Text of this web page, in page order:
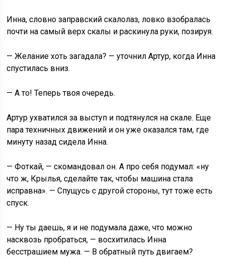
Инна, словно заправский скалолаз, ловко взобралась
почти на самый верх скалы и раскинула руки, позируя.
— Желание хоть загадала? — уточнил Артур, когда Инна
спустилась вниз.
— А то! Теперь твоя очередь.
Артур ухватился за выступ и подтянулся на скале. Еще
пара техничных движений и он уже оказался там, где
минуту назад сидела Инна.
— Фоткай, — скомандовал он. А про себя подумал: «ну
что ж, Крылья, сделайте так, чтобы машина стала
исправна». — Спущусь с другой стороны, тут тоже есть
спуск.
— Ну ты даешь, я и не подумала даже, что можно
насквозь пробраться, — восхитилась Инна
бесстрашием мужа. — В обратный путь двигаем?